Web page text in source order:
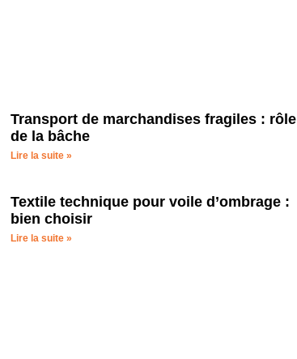
Transport de marchandises fragiles : rôle
de la bâche
Lire la suite »
Textile technique pour voile d’ombrage :
bien choisir
Lire la suite »